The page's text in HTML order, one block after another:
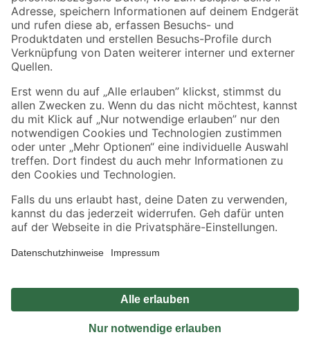
Zahlungsarten Versandarten
Sicher einkaufen
Jetzt die toom-App herunterladen
Alle Preisangaben in EUR inkl. gesetzl. MwSt.. Die dargestellten Angebote sind unter
Umständen nicht in allen Märkten verfügbar. Die angegebenen Verfügbarkeiten beziehen
Produkte nur solange der Vorrat reicht.
*Paketversand ab 59 € versandkostenfrei, gilt nicht für Artikel mit Speditionsversand, hier
Privatsphäre Impressum
Nutzungsbedingungen
Widerrufsrecht
Vertrag widerrufen